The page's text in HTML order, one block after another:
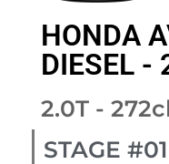
HONDA
DIESEL -
2.0T -
STAGE #01